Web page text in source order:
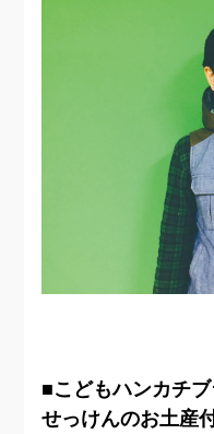
■こどもハンカチ
せっけんのお土産